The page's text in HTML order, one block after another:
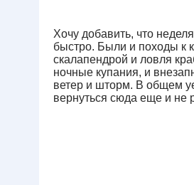
Хочу добавить, что
быстро. Были и походы к
скалапендрой и ловля
ночные купания, и
ветер и шторм. В общем
вернуться сюда еще и не